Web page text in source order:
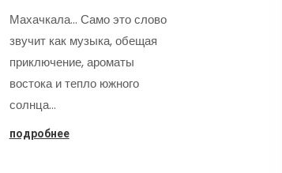
Махачкала... Само это слово
звучит как музыка, обещая
приключение, ароматы
востока и тепло южного
солнца…
подробнее